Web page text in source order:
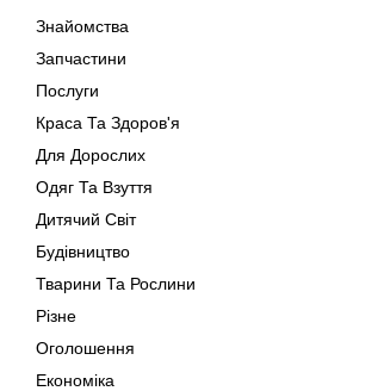
Знайомства
Запчастини
Послуги
Краса Та Здоров'я
Для Дорослих
Одяг Та Взуття
Дитячий Світ
Будівництво
Тварини Та Рослини
Різне
Оголошення
Економіка